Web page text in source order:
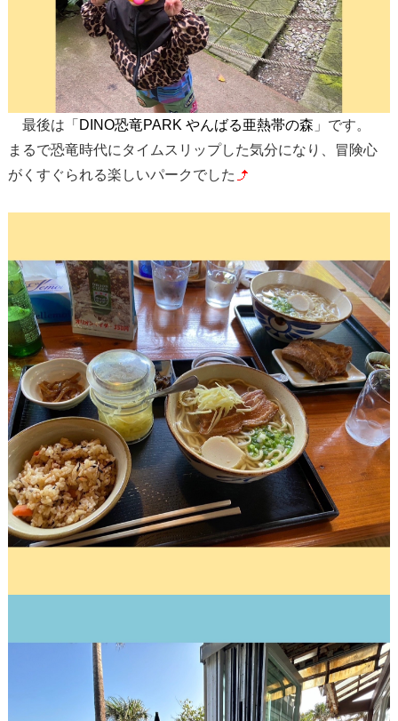
最後は「 DINO恐竜PARK やんばる亜熱帯の森 」です。
まるで恐竜時代にタイムスリップした気分になり、冒険心
がくすぐられる楽しいパークでした